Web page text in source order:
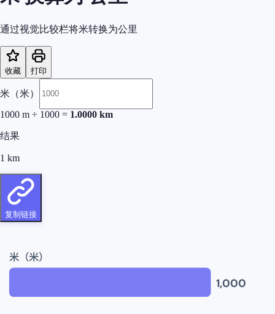
通过视觉比较栏将米转换为公里
收藏 打印
米（米）
1000 m ÷ 1000 = 1.0000 km
结果
1 km
复制链接
米（米）
1,000